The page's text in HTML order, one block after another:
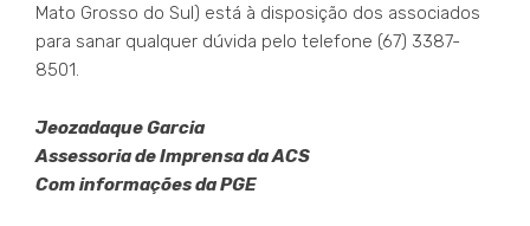
Mato Grosso do Sul) está à disposição dos associados
para sanar qualquer dúvida pelo telefone (67) 3387-
8501.
Jeozadaque Garcia
Assessoria de Imprensa da ACS
Com informações da PGE